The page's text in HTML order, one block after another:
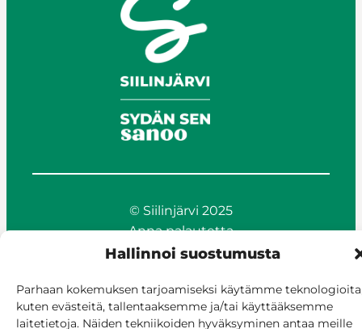
Hallinnoi suostumusta
Parhaan kokemuksen tarjoamiseksi käytämme
kuten evästeitä, tallentaaksemme ja/tai käyttääksemme
laitetietoja. Näiden tekniikoiden hyväksyminen antaa meille
© Siilinjärvi 2025
Anna palautetta
Asioi verkossa
Saavutettavuus
Evästekäytäntö